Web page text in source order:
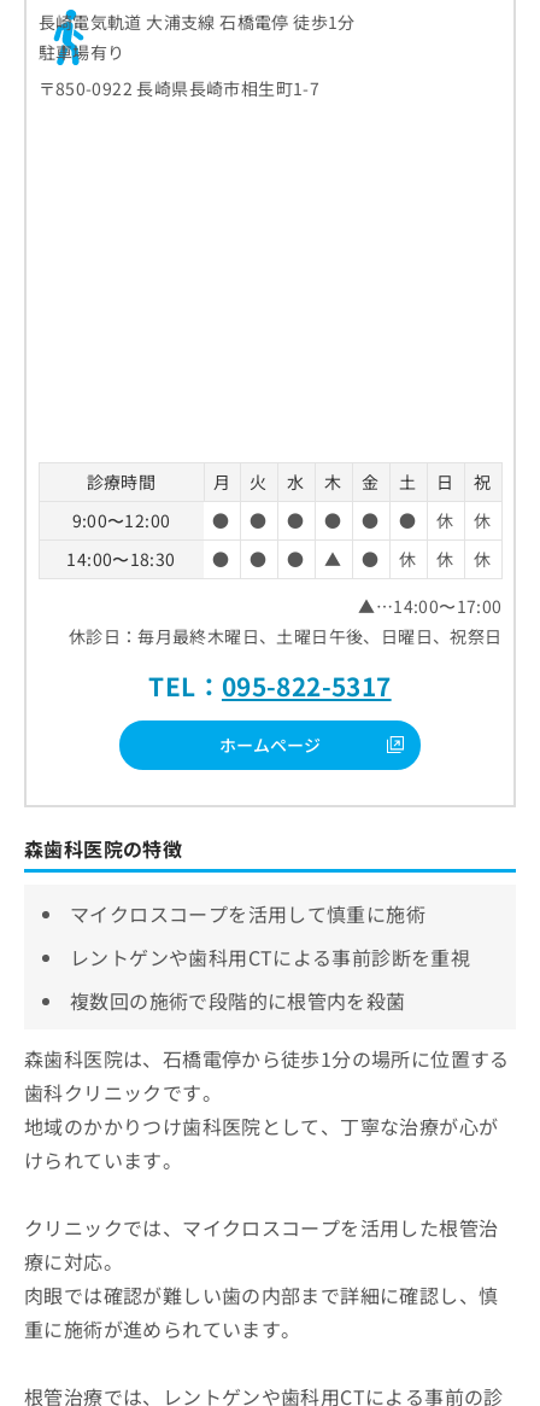
長崎電気軌道 大浦支線 石橋電停 徒歩1分
駐車場有り
〒850-0922 長崎県長崎市相生町1-7
診療時間 月 火 水 木 金 土 日
祝
9:00〜12:00
● ● ● ● ● ● 休
休
14:00〜18:30
● ● ● ▲ ● 休 休
休
▲…14:00〜17:00
休診日：毎月最終木曜日、土曜日午後、日曜日、祝祭日
TEL： 095-822-5317
ホームページ
森歯科医院の特徴
マイクロスコープを活用して慎重に施術
レントゲンや歯科用CTによる事前診断を重視
複数回の施術で段階的に根管内を殺菌
森歯科医院は、石橋電停から徒歩1分の場所に位置する
歯科クリニックです。
地域のかかりつけ歯科医院として、丁寧な治療が心が
けられています。
クリニックでは、マイクロスコープを活用した根管治
療に対応。
肉眼では確認が難しい歯の内部まで詳細に確認し、慎
重に施術が進められています。
根管治療では、レントゲンや歯科用CTによる事前の診